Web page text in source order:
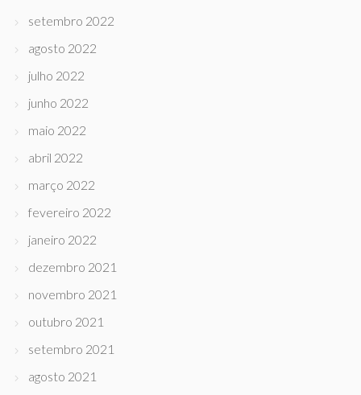
setembro 2022
agosto 2022
julho 2022
junho 2022
maio 2022
abril 2022
março 2022
fevereiro 2022
janeiro 2022
dezembro 2021
novembro 2021
outubro 2021
setembro 2021
agosto 2021